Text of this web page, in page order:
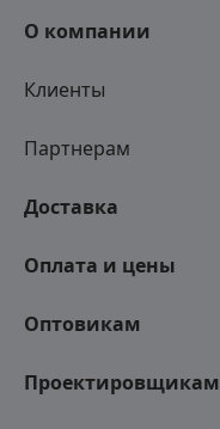
О компании
Клиенты
Партнерам
Доставка
Оплата и цены
Оптовикам
Проектировщикам